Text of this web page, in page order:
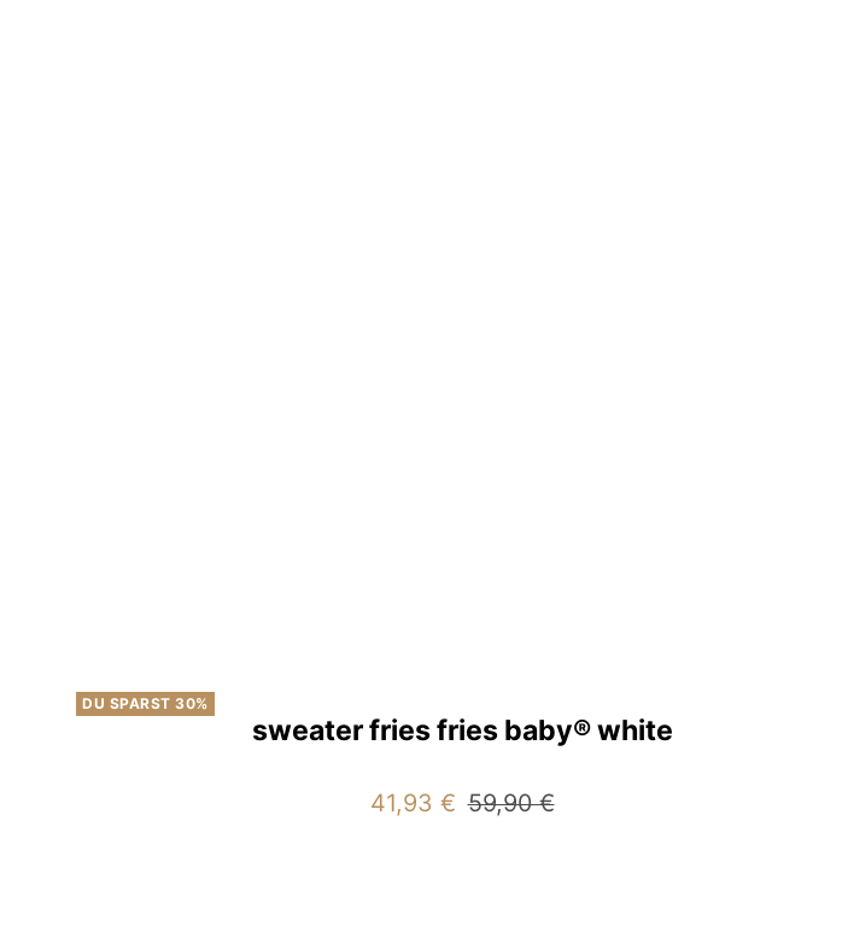
DU SPARST 30%
sweater fries fries baby® white
Angebotspreis
41,93 € Regulärer
59,90 €